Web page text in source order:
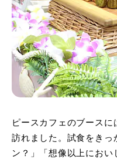
ピースカフェのブース
訪れました。試食をき
ン？」「想像以上におい